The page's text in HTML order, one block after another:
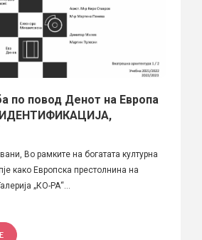
по повод Денот на Европа
Во рамките на богатата културна
како Европска престолнина на
„КО-РА“...